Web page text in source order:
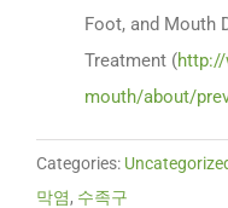
Foot, and Mouth
Treatment (
mouth/about/
Categories:
막염, 수족구